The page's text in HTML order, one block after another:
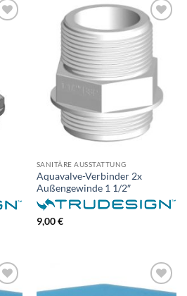
SANITÄRE AUSSTATTUNG
Aquavalve-Verbinder 2x
Außengewinde 1 1/2″
9,00€